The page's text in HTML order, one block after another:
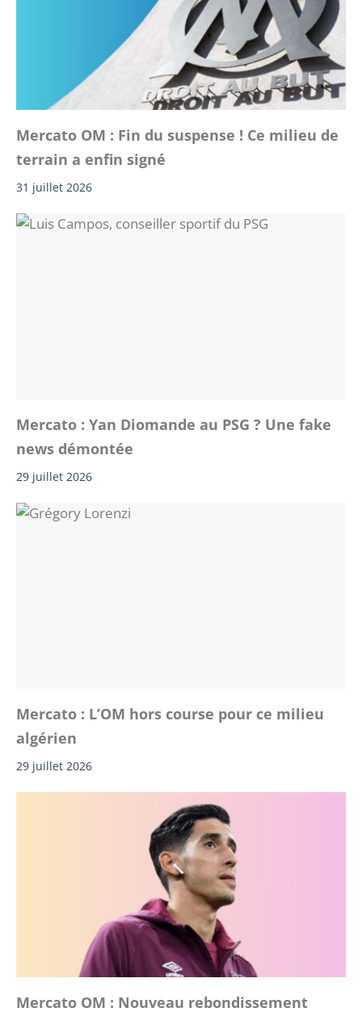
Mercato OM : Fin du suspense ! Ce milieu de
terrain a enfin signé
31 juillet 2026
Mercato : Yan Diomande au PSG ? Une fake
news démontée
29 juillet 2026
Mercato : L’OM hors course pour ce milieu
algérien
29 juillet 2026
Mercato OM : Nouveau rebondissement